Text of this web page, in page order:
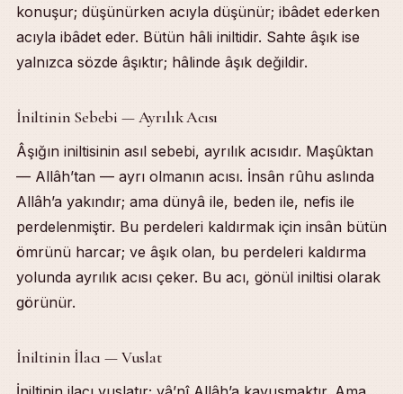
konuşur; düşünürken acıyla düşünür; ibâdet ederken
acıyla ibâdet eder. Bütün hâli iniltidir. Sahte âşık ise
yalnızca sözde âşıktır; hâlinde âşık değildir.
İniltinin Sebebi — Ayrılık Acısı
Âşığın iniltisinin asıl sebebi, ayrılık acısıdır. Maşûktan
— Allâh’tan — ayrı olmanın acısı. İnsân rûhu aslında
Allâh’a yakındır; ama dünyâ ile, beden ile, nefis ile
perdelenmiştir. Bu perdeleri kaldırmak için insân bütün
ömrünü harcar; ve âşık olan, bu perdeleri kaldırma
yolunda ayrılık acısı çeker. Bu acı, gönül iniltisi olarak
görünür.
İniltinin İlacı — Vuslat